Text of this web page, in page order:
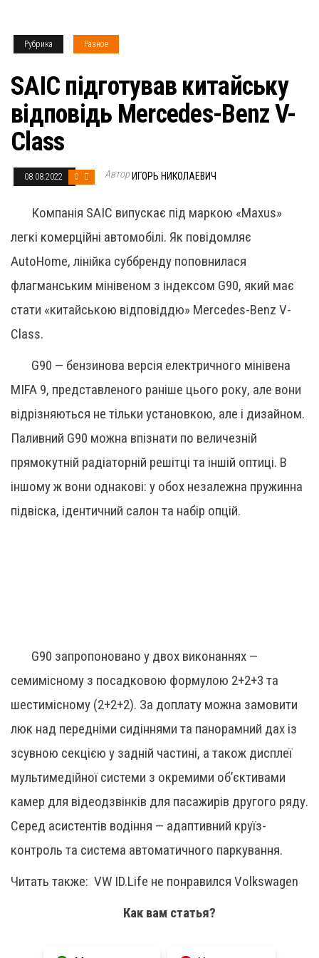
Рубрика Разное
SAIC підготував китайську
відповідь Mercedes-Benz V-
Class
08.08.2022 0 Автор ИГОРЬ НИКОЛАЕВИЧ
Компанія SAIC випускає під маркою «Maxus»
легкі комерційні автомобілі. Як повідомляє
AutoHome, лінійка суббренду поповнилася
флагманським мінівеном з індексом G90, який має
стати «китайською відповіддю» Mercedes-Benz V-
Class.
G90 — бензинова версія електричного мінівена
MIFA 9, представленого раніше цього року, але вони
відрізняються не тільки установкою, але і дизайном.
Паливний G90 можна впізнати по величезній
прямокутній радіаторній решітці та іншій оптиці. В
іншому ж вони однакові: у обох незалежна пружинна
підвіска, ідентичний салон та набір опцій.
G90 запропоновано у двох виконаннях —
семимісному з посадковою формулою 2+2+3 та
шестимісному (2+2+2). За доплату можна замовити
люк над передніми сидіннями та панорамний дах із
зсувною секцією у задній частині, а також дисплеї
мультимедійної системи з окремими об’єктивами
камер для відеодзвінків для пасажирів другого ряду.
Серед асистентів водіння — адаптивний круїз-
контроль та система автоматичного паркування.
Читать также: VW ID.Life не понравился Volkswagen
Как вам статья?